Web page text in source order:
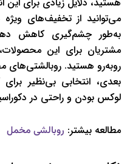
می‌توانید از تخفیف‌های
به‌طور چشم‌گیری کاهش
مشتریان برای این
رو‌به‌رو هستید.
بعدی، انتخابی بی‌نظیر
لوکس بودن و راحتی در
مطالعه بیشتر: روبالشی مخمل